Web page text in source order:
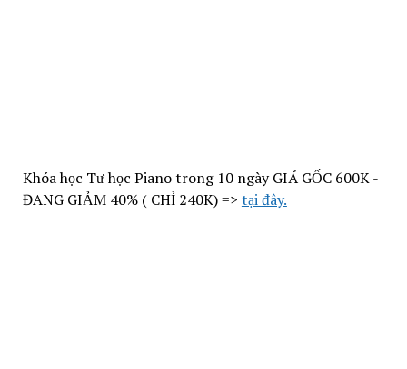
Khóa học Tư học Piano trong 10 ngày GIÁ GỐC 600K -
ĐANG GIẢM 40% ( CHỈ 240K) => tại đây.